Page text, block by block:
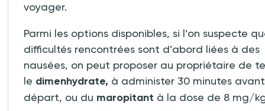
voyager.
Parmi les options disponibles, si l’on suspecte
difficultés rencontrées sont d’abord liées à des
nausées, on peut proposer au propriétaire de
le dimenhydrate, à administer 30 minutes
départ, ou du maropitant à la dose de 8 mg/